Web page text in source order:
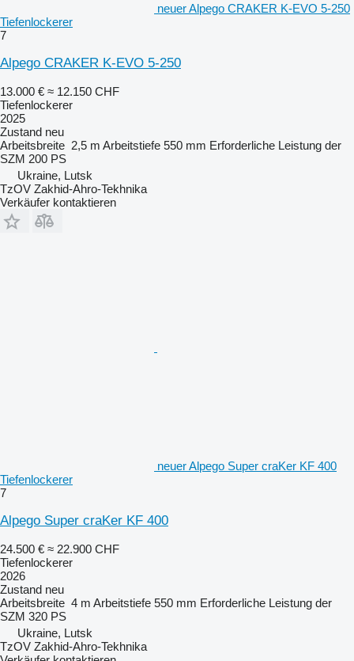
neuer Alpego CRAKER K-EVO 5-250
Tiefenlockerer
7
Alpego CRAKER K-EVO 5-250
13.000 € ≈ 12.150 CHF
Tiefenlockerer
2025
Zustand neu
Arbeitsbreite 2,5 m Arbeitstiefe 550 mm Erforderliche Leistung der
SZM 200 PS
Ukraine, Lutsk
TzOV Zakhid-Ahro-Tekhnika
Verkäufer kontaktieren
neuer Alpego Super craKer KF 400
Tiefenlockerer
7
Alpego Super craKer KF 400
24.500 € ≈ 22.900 CHF
Tiefenlockerer
2026
Zustand neu
Arbeitsbreite 4 m Arbeitstiefe 550 mm Erforderliche Leistung der
SZM 320 PS
Ukraine, Lutsk
TzOV Zakhid-Ahro-Tekhnika